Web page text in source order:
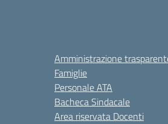
Amministrazione
Famiglie
Personale ATA
Bacheca Sindacale
Area riservata Docenti